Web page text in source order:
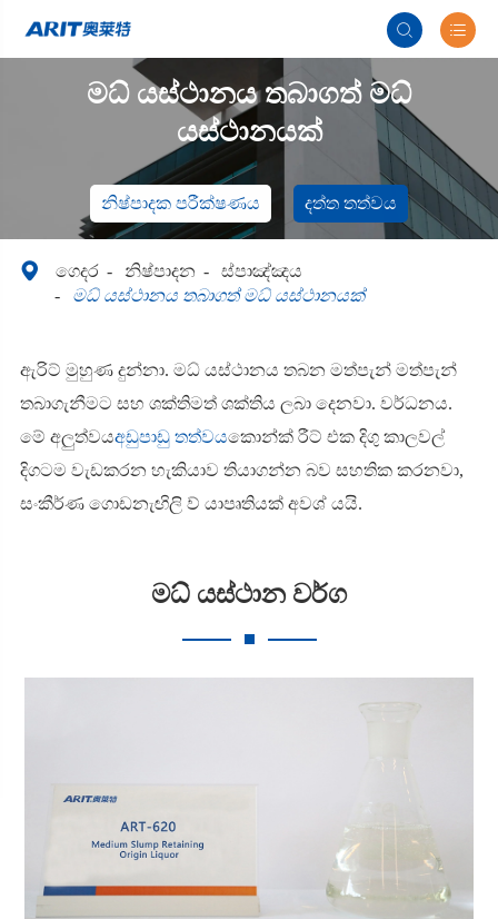
 
මධ් යස්ථානය තබාගත් මධ්
යස්ථානයක්
නිෂ්පාදක පරීක්ෂණය දත්ත තත්වය
 ගෙදර නිෂ්පාදන
ස්පාඤ්ඤය
මධ් යස්ථානය තබාගත් මධ් යස්ථානයක්
ඇරිට් මුහුණ දුන්නා. මධ් යස්ථානය තබන මත්පැන් මත්පැන්
තබාගැනීමට සහ ශක්තිමත් ශක්තිය ලබා දෙනවා. වර්ධනය.
මේ අලුත්වයඅඩුපාඩු තත්වයකොන්ක් රීට් එක දිගු කාලවල්
දිගටම වැඩකරන හැකියාව තියාගන්න බව සහතික කරනවා,
සංකීර්ණ ගොඩනැඟිලි ව් යාපෘතියක් අවශ් යයි.
මධ් යස්ථාන වර්ග